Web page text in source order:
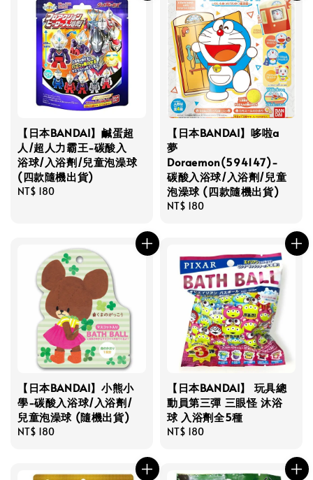
【日本BANDAI】鹹蛋超
人/超人力霸王-碳酸入
浴球/入浴劑/兒童泡澡球
(四款隨機出貨)
Regular
NT$ 180
【日本BANDAI】哆啦a
夢
Doraemon(594147)-
碳酸入浴球/入浴劑/兒童
泡澡球 (四款隨機出貨)
Regular
NT$ 180
【日本BANDAI】小熊小
學-碳酸入浴球/入浴劑/
兒童泡澡球 (隨機出貨)
Regular
NT$ 180
【日本BANDAI】 玩具總
動員第三彈 三眼怪 沐浴
球 入浴劑全5種
Regular
NT$ 180